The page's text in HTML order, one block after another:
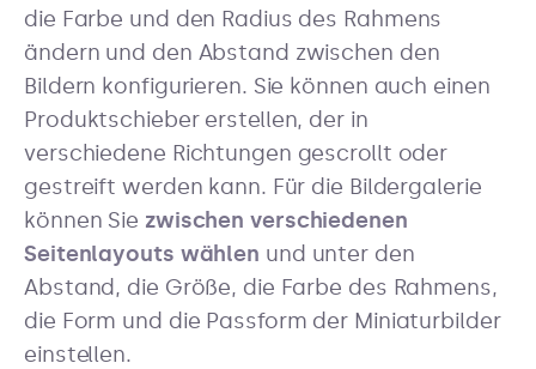
die Farbe und den Radius des Rahmens
ändern und den Abstand zwischen den
Bildern konfigurieren. Sie können auch einen
Produktschieber erstellen, der in
verschiedene Richtungen gescrollt oder
gestreift werden kann. Für die Bildergalerie
können Sie zwischen verschiedenen
Seitenlayouts wählen und unter den
Abstand, die Größe, die Farbe des Rahmens,
die Form und die Passform der Miniaturbilder
einstellen.